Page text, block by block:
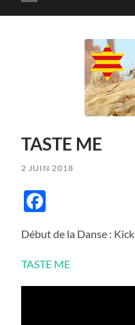
Toggle
mobile
TASTE ME
2 JUIN 2018
Début de la Danse : Kick
TASTE ME